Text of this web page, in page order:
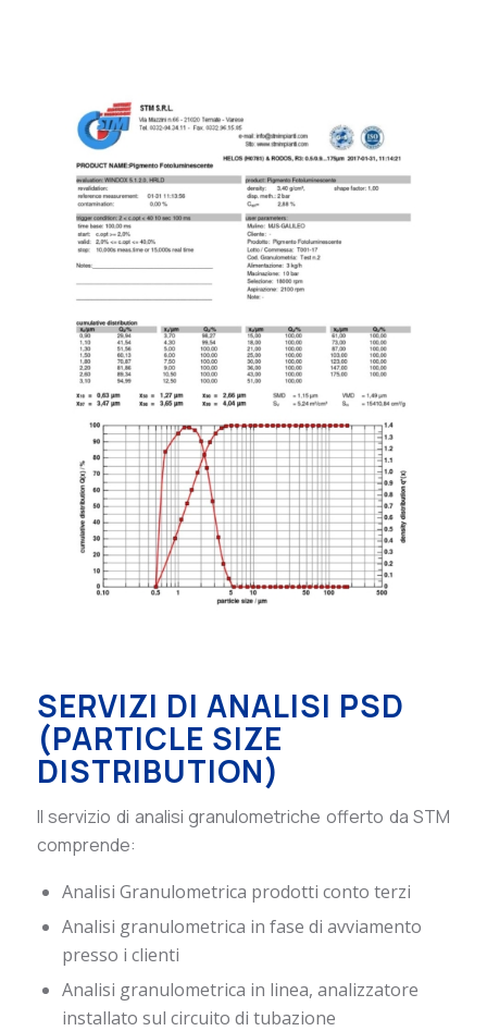
SERVIZI DI ANALISI PSD
(PARTICLE SIZE
DISTRIBUTION)
Il servizio di analisi granulometriche offerto da STM
comprende:
Analisi Granulometrica prodotti conto terzi
Analisi granulometrica in fase di avviamento
presso i clienti
Analisi granulometrica in linea, analizzatore
installato sul circuito di tubazione